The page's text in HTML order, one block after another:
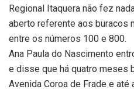
Regional Itaquera não fez
aberto referente aos buracos
entre os números 100 e 800.
Ana Paula do Nascimento
e disse que há quatro meses
Avenida Coroa de Frade e até